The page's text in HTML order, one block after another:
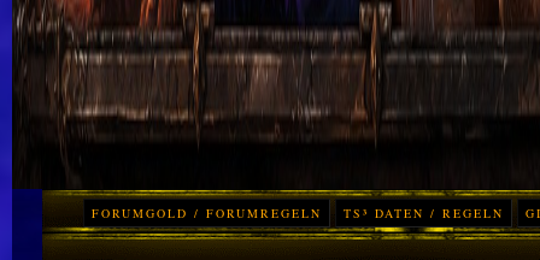
FORUMGOLD / FORUMREGELN TS³ DATEN / REGELN